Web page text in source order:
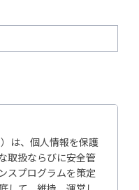
は、個人情報を保護
取扱ならびに安全管
スプログラムを策定